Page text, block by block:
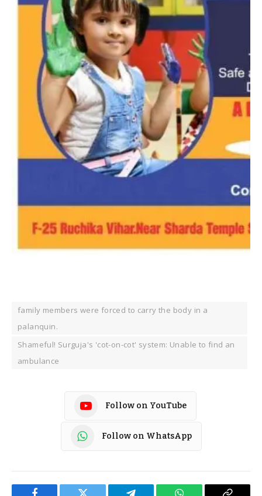
family members were forced to carry the body in a
palanquin.
Shameful! Surguja's 'cot-on-cot' system: Unable to find an
ambulance
Follow on YouTube
Follow on WhatsApp